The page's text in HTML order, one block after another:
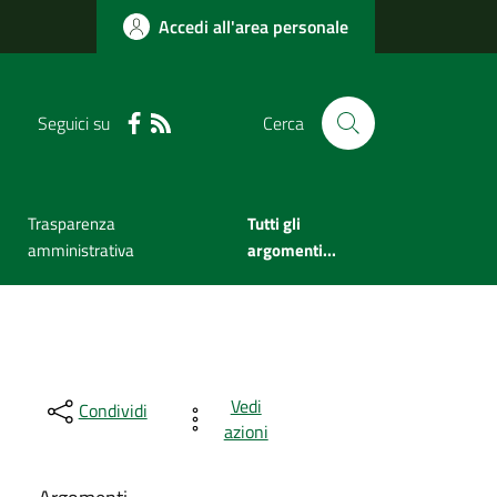
Accedi all'area personale
Seguici su Cerca
Trasparenza
amministrativa
Tutti gli
argomenti...
Condividi
Vedi
azioni